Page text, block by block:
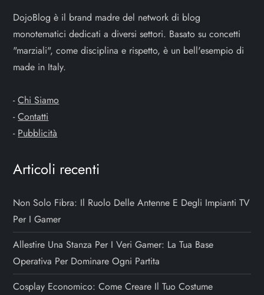
DojoBlog è il brand madre del network di blog
monotematici dedicati a diversi settori. Basato su concetti
"marziali", come disciplina e rispetto, è un bell'esempio di
made in Italy.
-Chi Siamo
-Contatti
- Pubblicità
Articoli recenti
Non Solo Fibra: Il Ruolo Delle Antenne E Degli Impianti TV
Per I Gamer
Allestire Una Stanza Per I Veri Gamer: La Tua Base
Operativa Per Dominare Ogni Partita
Cosplay Economico: Come Creare Il Tuo Costume